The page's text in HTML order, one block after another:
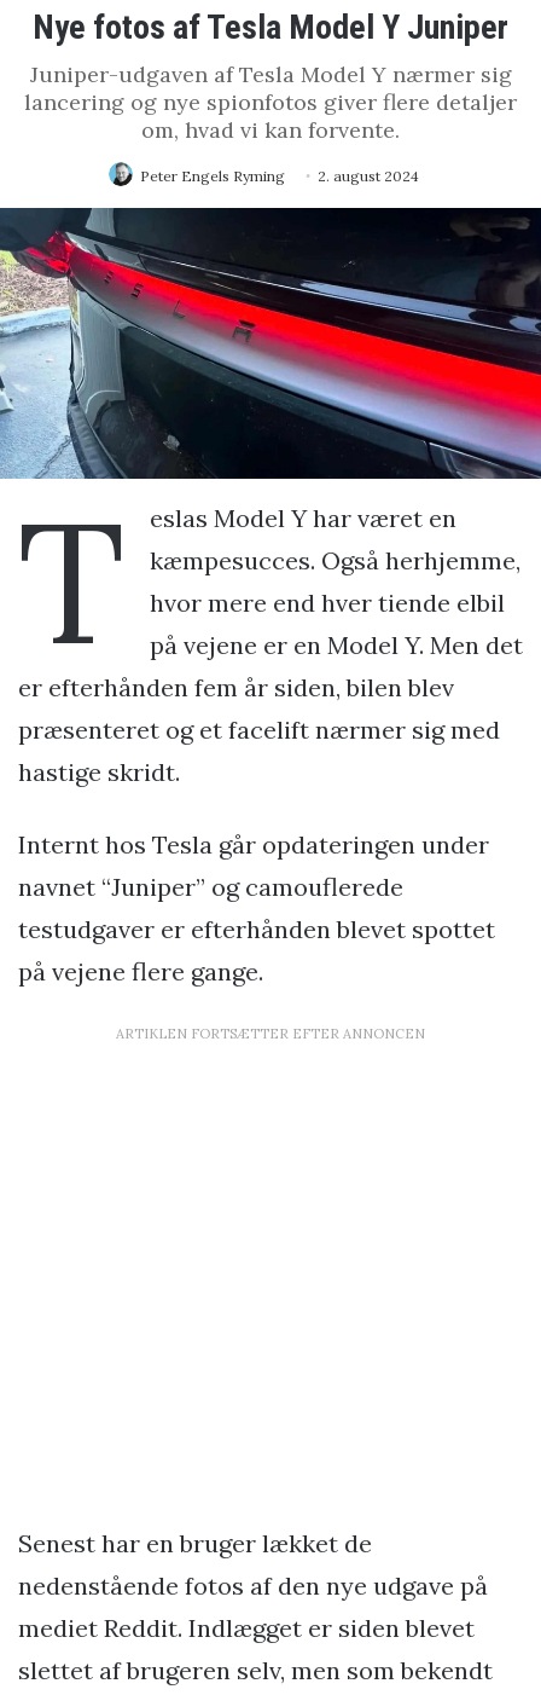
Nye fotos af Tesla Model Y Juniper
Juniper-udgaven af Tesla Model Y nærmer sig
lancering og nye spionfotos giver flere detaljer
om, hvad vi kan forvente.
Peter Engels Ryming 2. august 2024
T
eslas Model Y har været en
kæmpesucces. Også herhjemme,
hvor mere end hver tiende elbil
på vejene er en Model Y. Men det
er efterhånden fem år siden, bilen blev
præsenteret og et facelift nærmer sig med
hastige skridt.
Internt hos Tesla går opdateringen under
navnet “Juniper” og camouflerede
testudgaver er efterhånden blevet spottet
på vejene flere gange.
ARTIKLEN FORTSÆTTER EFTER ANNONCEN
Senest har en bruger lækket de
nedenstående fotos af den nye udgave på
mediet Reddit. Indlægget er siden blevet
slettet af brugeren selv, men som bekendt